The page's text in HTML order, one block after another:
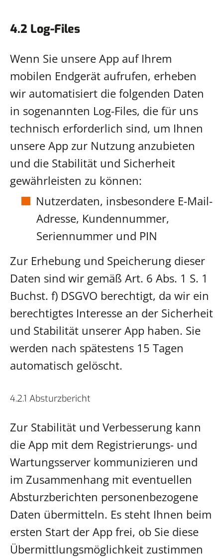
4.2 Log-Files
Wenn Sie unsere App auf Ihrem
mobilen Endgerät aufrufen, erheben
wir automatisiert die folgenden Daten
in sogenannten Log-Files, die für uns
technisch erforderlich sind, um Ihnen
unsere App zur Nutzung anzubieten
und die Stabilität und Sicherheit
gewährleisten zu können:
Nutzerdaten, insbesondere E-Mail-
Adresse, Kundennummer,
Seriennummer und PIN
Zur Erhebung und Speicherung dieser
Daten sind wir gemäß Art. 6 Abs. 1 S. 1
Buchst. f) DSGVO berechtigt, da wir ein
berechtigtes Interesse an der Sicherheit
und Stabilität unserer App haben. Sie
werden nach spätestens 15 Tagen
automatisch gelöscht.
4.2.1 Absturzbericht
Zur Stabilität und Verbesserung kann
die App mit dem Registrierungs- und
Wartungsserver kommunizieren und
im Zusammenhang mit eventuellen
Absturzberichten personenbezogene
Daten übermitteln. Es steht Ihnen beim
ersten Start der App frei, ob Sie diese
Übermittlungsmöglichkeit zustimmen